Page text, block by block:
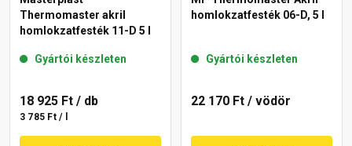
Thermomaster akril
homlokzatfesték 11-D 5 l
Gyártói készleten
18 925 Ft / db
3 785 Ft / l
homlokzatfesték 06-D, 5 l
Gyártói készleten
22 170 Ft / vödör